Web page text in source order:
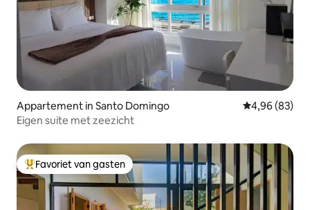
Appartement in Santo Domingo Gemiddelde
4,96 (83)
Eigen suite met zeezicht
Topfavoriet van gasten
Favoriet van gasten